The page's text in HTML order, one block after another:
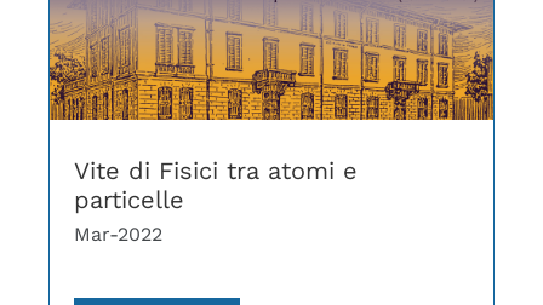
Vite di Fisici tra atomi e
particelle
Mar-2022